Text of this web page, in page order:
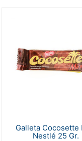
Galleta Cocosette
Nestlé 25 Gr.